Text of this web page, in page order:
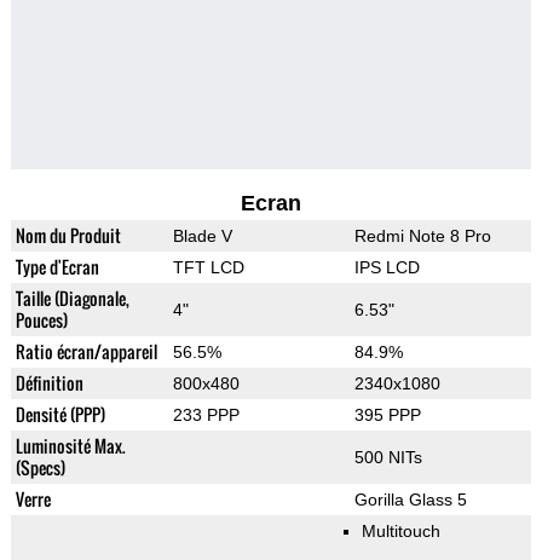
Ecran
Nom du Produit Blade V Redmi Note 8 Pro
Type d'Ecran TFT LCD IPS LCD
Taille (Diagonale,
Pouces)
4" 6.53"
Ratio écran/appareil 56.5% 84.9%
Définition 800x480 2340x1080
Densité (PPP) 233 PPP 395 PPP
Luminosité Max.
(Specs)
500 NITs
Verre
Gorilla Glass 5
Multitouch